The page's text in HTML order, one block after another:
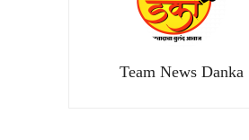
Team News Danka